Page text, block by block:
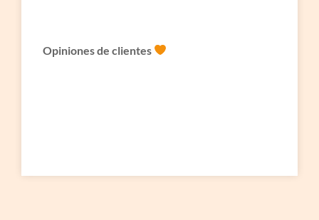
Opiniones de clientes